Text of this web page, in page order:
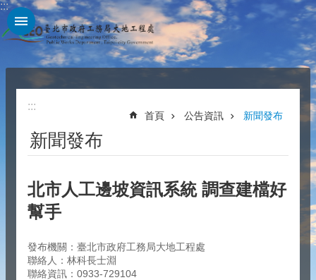
跳到主要內容區塊
:::
:::
首頁 公告資訊 新聞發布
新聞發布
北市人工邊坡資訊系統 調查建檔好
幫手
發布機關：臺北市政府工務局大地工程處
聯絡人：林科長士淵
聯絡資訊：0933-729104